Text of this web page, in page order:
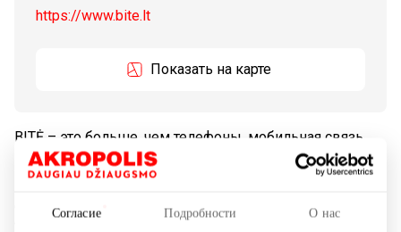
Согласие Подробности О нас
https://www.bite.lt
Показать на карте
BITĖ – это больше, чем телефоны, мобильная связь
или высокоскоростной интернет. Мы стараемся
превратить сложные технологии в простые и удобные
благодаря этим смарт-услугам каждый ваш день